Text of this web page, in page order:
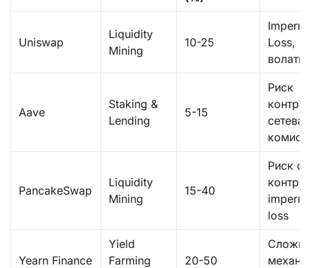
Uniswap
Liquidity
Mining
10-25
Loss,
Aave
Staking &
Lending
5-15
Риск
сетевая
PancakeSwap
Liquidity
Mining
15-40
Риск
loss
Yearn Finance
Yield
Farming
20-50